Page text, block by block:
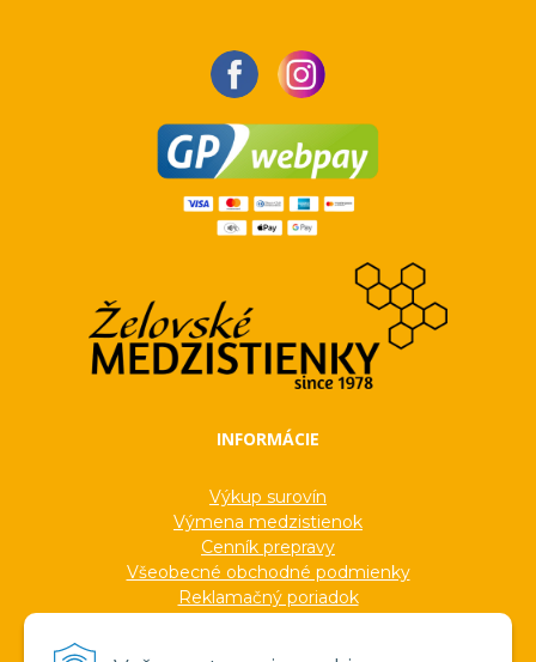
INFORMÁCIE
Výkup surovín
Výmena medzistienok
Cenník prepravy
Všeobecné obchodné podmienky
Reklamačný poriadok